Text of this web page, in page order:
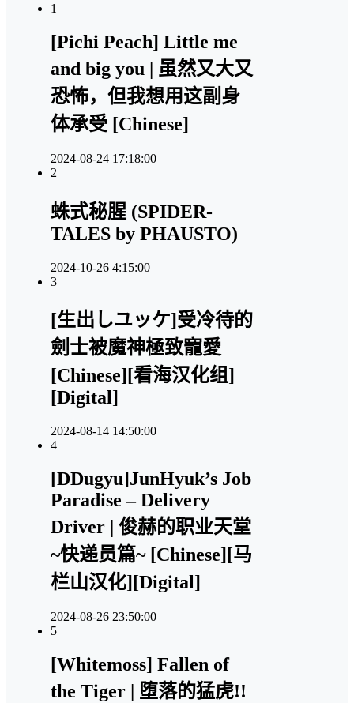
1
[Pichi Peach] Little me
and big you | 虽然又大又
恐怖，但我想用这副身
体承受 [Chinese]
2024-08-24 17:18:00
2
蛛式秘腥 (SPIDER-
TALES by PHAUSTO)
2024-10-26 4:15:00
3
[生出しユッケ]受冷待的
劍士被魔神極致寵愛
[Chinese][看海汉化组]
[Digital]
2024-08-14 14:50:00
4
[DDugyu]JunHyuk’s Job
Paradise – Delivery
Driver | 俊赫的职业天堂
~快递员篇~ [Chinese][马
栏山汉化][Digital]
2024-08-26 23:50:00
5
[Whitemoss] Fallen of
the Tiger | 堕落的猛虎!!